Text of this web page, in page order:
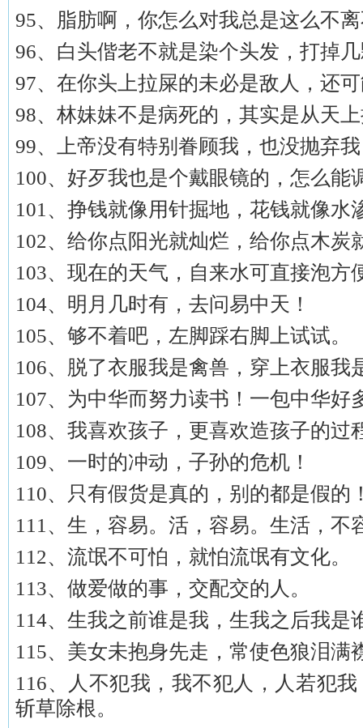
95、脂肪啊，你怎么对我总是这么不
96、白头偕老不就是染个头发，打掉
97、在你头上拉屎的未必是敌人，还
98、林妹妹不是病死的，其实是从天
99、上帝没有特别眷顾我，也没抛弃
100、好歹我也是个戴眼镜的，怎么能
101、挣钱就像用针掘地，花钱就像水
102、给你点阳光就灿烂，给你点木炭
103、现在的天气，自来水可直接泡方
104、明月几时有，去问易中天！
105、够不着吧，左脚踩右脚上试试。
106、脱了衣服我是禽兽，穿上衣服我
107、为中华而努力读书！一包中华好
108、我喜欢孩子，更喜欢造孩子的过
109、一时的冲动，子孙的危机！
110、只有假货是真的，别的都是假的
111、生，容易。活，容易。生活，不
112、流氓不可怕，就怕流氓有文化。
113、做爱做的事，交配交的人。
114、生我之前谁是我，生我之后我是
115、美女未抱身先走，常使色狼泪满
116、人不犯我，我不犯人，人若犯
斩草除根。